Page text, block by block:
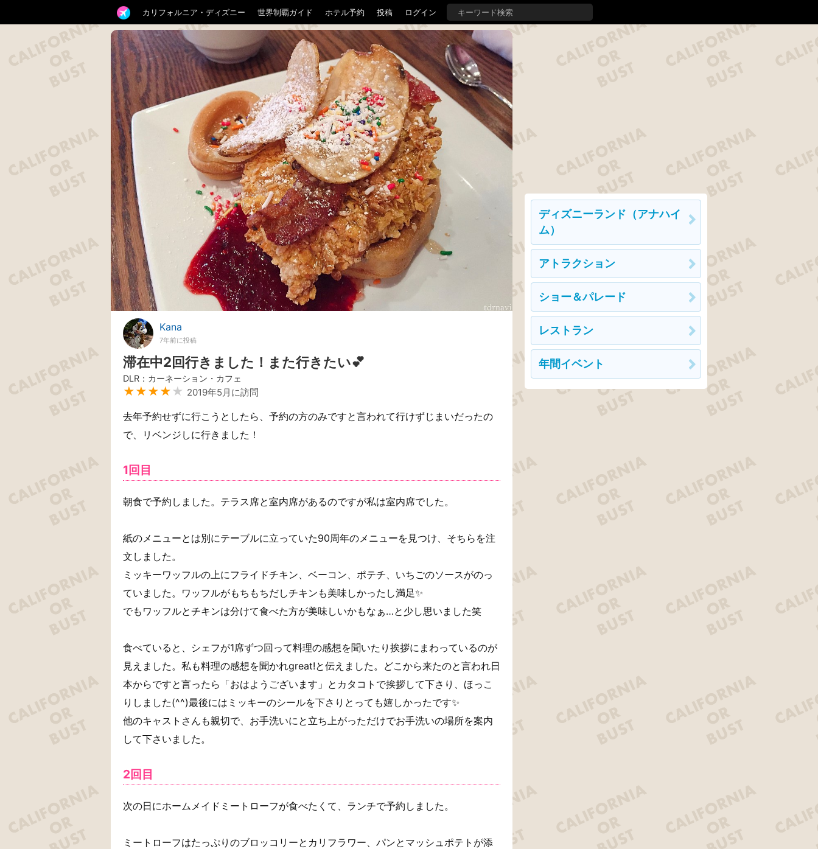
カリフォルニア・ディズニー 世界制覇ガイド ホテル予約 投稿 ログイン
Kana
7年前に投稿
滞在中2回行きました！また行きたい💕
DLR：カーネーション・カフェ
★★★★ ★ 2019年5月に訪問
去年予約せずに行こうとしたら、予約の方のみですと言われて行けずじまいだったの
で、リベンジしに行きました！
1回目
朝食で予約しました。テラス席と室内席があるのですが私は室内席でした。
紙のメニューとは別にテーブルに立っていた90周年のメニューを見つけ、そちらを注
文しました。
ミッキーワッフルの上にフライドチキン、ベーコン、ポテチ、いちごのソースがのっ
ていました。ワッフルがもちもちだしチキンも美味しかったし満足✨
でもワッフルとチキンは分けて食べた方が美味しいかもなぁ…と少し思いました笑
食べていると、シェフが1席ずつ回って料理の感想を聞いたり挨拶にまわっているのが
見えました。私も料理の感想を聞かれgreat!と伝えました。どこから来たのと言われ日
本からですと言ったら「おはようございます」とカタコトで挨拶して下さり、ほっこ
りしました(^^)最後にはミッキーのシールを下さりとっても嬉しかったです✨
他のキャストさんも親切で、お手洗いにと立ち上がっただけでお手洗いの場所を案内
して下さいました。
2回目
次の日にホームメイドミートローフが食べたくて、ランチで予約しました。
ミートローフはたっぷりのブロッコリーとカリフラワー、パンとマッシュポテトが添
ディズニーランド（アナハイ
ム）
アトラクション
ショー＆パレード
レストラン
年間イベント